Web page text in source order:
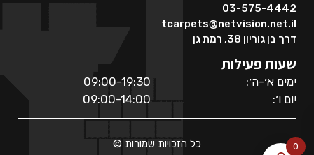
03-575-4442
tcarpets@netvision.net.il
דרך בן גוריון 38, רמת גן
שעות פעילות
ימים א׳-ה׳:
יום ו׳:
09:00-19:30
09:00-14:00
כל הזכויות שמורות ©
0